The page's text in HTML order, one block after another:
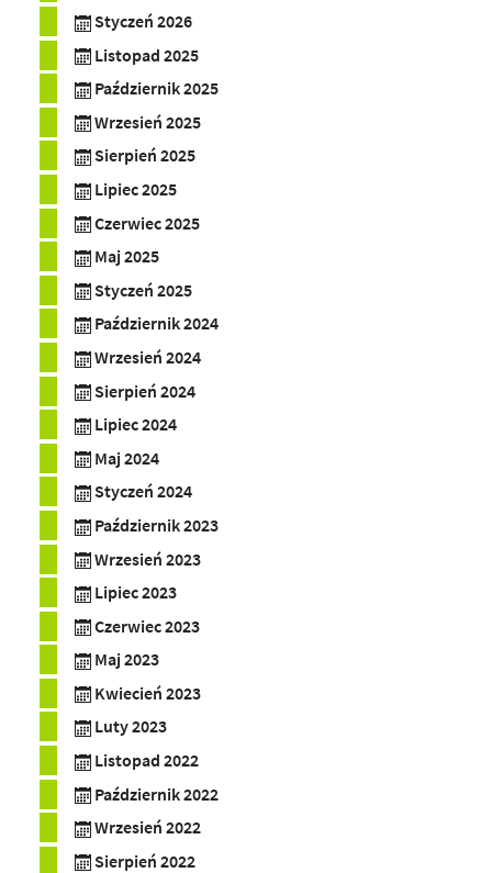
Styczeń 2026
Listopad 2025
Październik 2025
Wrzesień 2025
Sierpień 2025
Lipiec 2025
Czerwiec 2025
Maj 2025
Styczeń 2025
Październik 2024
Wrzesień 2024
Sierpień 2024
Lipiec 2024
Maj 2024
Styczeń 2024
Październik 2023
Wrzesień 2023
Lipiec 2023
Czerwiec 2023
Maj 2023
Kwiecień 2023
Luty 2023
Listopad 2022
Październik 2022
Wrzesień 2022
Sierpień 2022